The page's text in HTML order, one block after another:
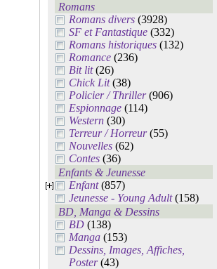
Romans
Romans divers (3928)
SF et Fantastique (332)
Romans historiques (132)
Romance (236)
Bit lit(26)
Chick Lit(38)
Policier / Thriller(906)
Espionnage (114)
Western (30)
Terreur / Horreur(55)
Nouvelles (62)
Contes (36)
Enfants & Jeunesse
Enfant(857)
Jeunesse - Young Adult(158)
BD, Manga & Dessins
BD (138)
Manga (153)
Dessins, Images, Affiches,
Poster(43)